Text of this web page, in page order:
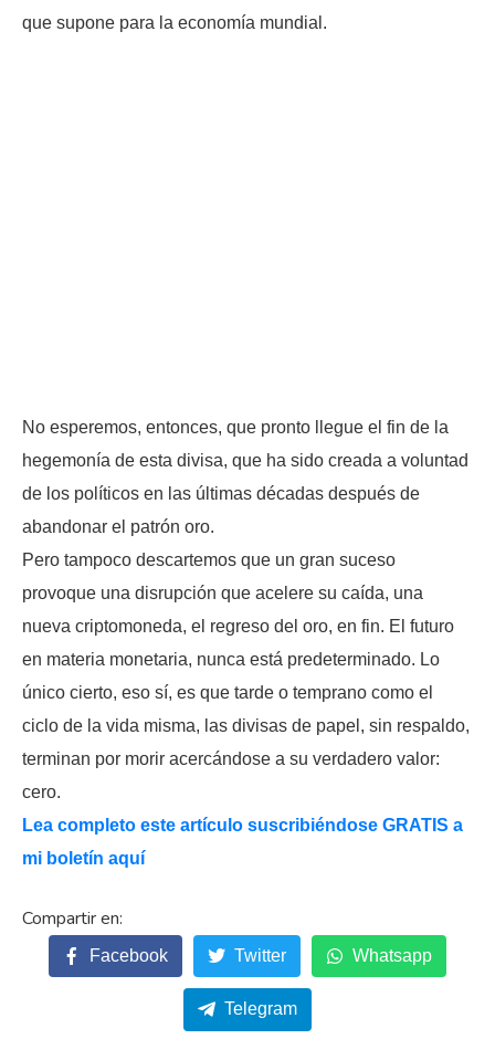
que supone para la economía mundial.
No esperemos, entonces, que pronto llegue el fin de la
hegemonía de esta divisa, que ha sido creada a voluntad
de los políticos en las últimas décadas después de
abandonar el patrón oro.
Pero tampoco descartemos que un gran suceso
provoque una disrupción que acelere su caída, una
nueva criptomoneda, el regreso del oro, en fin. El futuro
en materia monetaria, nunca está predeterminado. Lo
único cierto, eso sí, es que tarde o temprano como el
ciclo de la vida misma, las divisas de papel, sin respaldo,
terminan por morir acercándose a su verdadero valor:
cero.
Lea completo este artículo suscribiéndose GRATIS a
mi boletín aquí
Facebook Twitter Whatsapp
Telegram